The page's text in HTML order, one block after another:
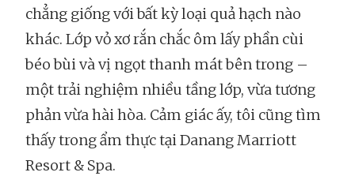
chẳng giống với bất kỳ loại quả hạch nào
khác. Lớp vỏ xơ rắn chắc ôm lấy phần cùi
béo bùi và vị ngọt thanh mát bên trong –
một trải nghiệm nhiều tầng lớp, vừa tương
phản vừa hài hòa. Cảm giác ấy, tôi cũng tìm
thấy trong ẩm thực tại Danang Marriott
Resort & Spa.